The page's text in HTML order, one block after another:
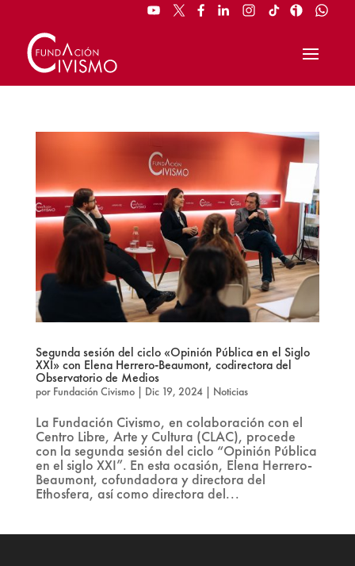
Segunda sesión del ciclo «Opinión Pública en el Siglo
XXI» con Elena Herrero-Beaumont, codirectora del
Observatorio de Medios
por Fundación Civismo| Dic 19, 2024| Noticias
La Fundación Civismo, en colaboración con el
Centro Libre, Arte y Cultura (CLAC), procede
con la segunda sesión del ciclo “Opinión Pública
en el siglo XXI”. En esta ocasión, Elena Herrero-
Beaumont, cofundadora y directora del
Ethosfera, así como directora del...